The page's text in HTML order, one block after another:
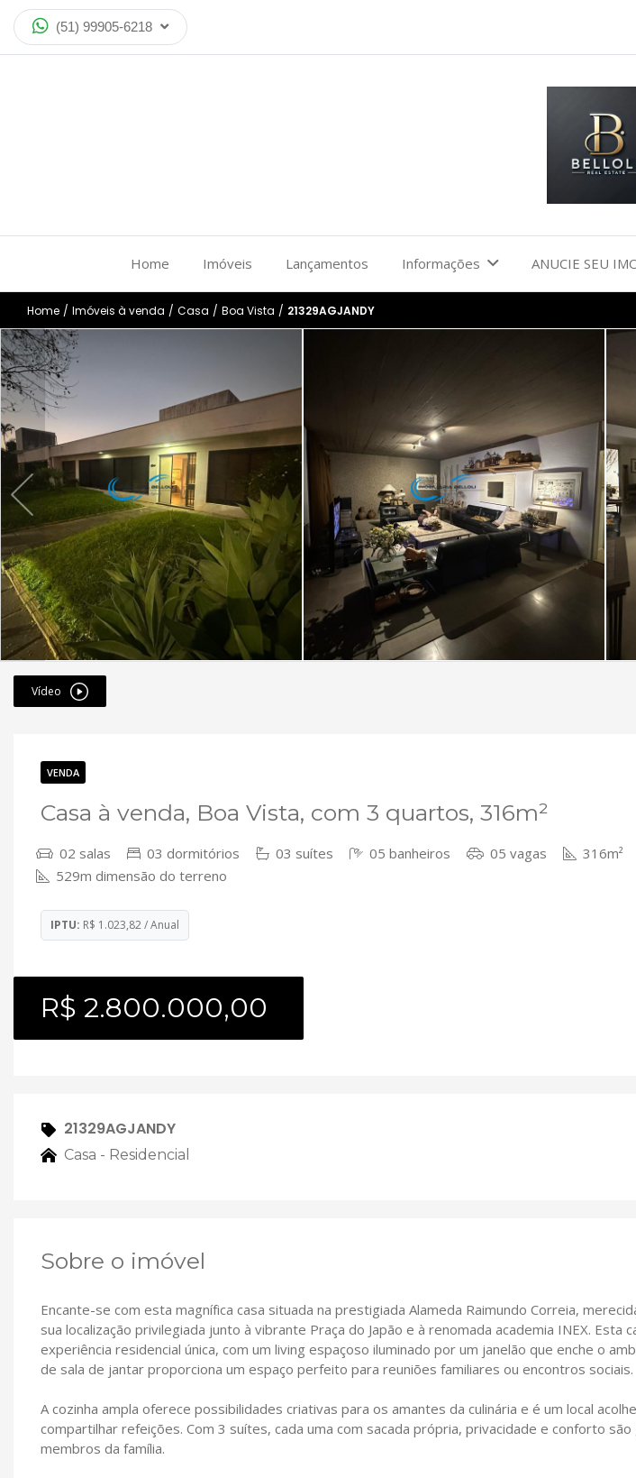
(51) 99905-6218
Home Imóveis Lançamentos Informações ANUCIE SEU
Home / Imóveis à venda / Casa / Boa Vista / 21329AGJANDY
Vídeo
VENDA
Casa à venda, Boa Vista, com 3 quartos, 316m²
02 salas 03 dormitórios 03 suítes 05 banheiros 05 vagas
316m²
529m dimensão do terreno
IPTU: R$ 1.023,82 / Anual
R$ 2.800.000,00
21329AGJANDY
Casa - Residencial
Sobre o imóvel
Encante-se com esta magnífica casa situada na prestigiada Alameda Raimundo Correia,
sua localização privilegiada junto à vibrante Praça do Japão e à renomada academia INEX. Esta
experiência residencial única, com um living espaçoso iluminado por um janelão que enche o
de sala de jantar proporciona um espaço perfeito para reuniões familiares ou encontros sociais.
A cozinha ampla oferece possibilidades criativas para os amantes da culinária e é um local
compartilhar refeições. Com 3 suítes, cada uma com sacada própria, privacidade e conforto
membros da família.